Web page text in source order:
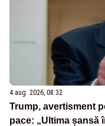
4 aug. 2026, 08:32
Trump, avertisment
pace: „Ultima șansă